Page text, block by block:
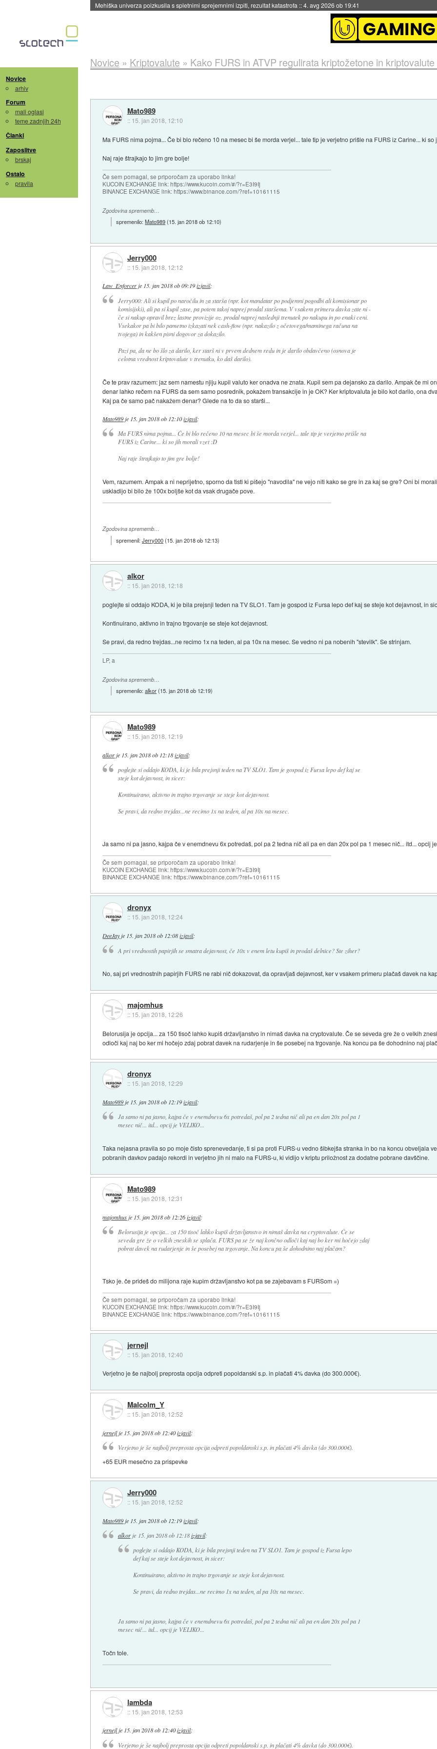
Mehiška univerza poizkusila s spletnimi sprejemnimi izpiti, rezultat katastrofa ::4. avg 2026 ob 19:41
Novice
arhiv
Forum
mali oglasi
teme zadnjih 24h
Članki
Zaposlitve
brskaj
Ostalo
pravila
Novice » Kriptovalute » Kako FURS in ATVP regulirata kriptožetone in kriptovalute
Mato989
:: 15. jan 2018, 12:10
Ma FURS nima pojma... Če bi blo rečeno 10 na mesec bi še morda verjel... tale tip je verjetno prišle na FURS iz Carine... ki so
Naj raje štrajkajo to jim gre bolje!
Če sem pomagal, se priporočam za uporabo linka!
KUCOIN EXCHANGE link: https://www.kucoin.com/#/?r=E3I9Ij
BINANCE EXCHANGE link: https://www.binance.com/?ref=10161115
Zgodovina sprememb…
spremenilo:Mato989(15. jan 2018 ob 12:10)
Jerry000
:: 15. jan 2018, 12:12
Law_Enforcerje 15. jan 2018 ob 09:19 izjavil:
Jerry000: Ali si kupil po naročilu in za starša (npr. kot mandatar po podjemni pogodbi ali komisionar po
komisijski), ali pa si kupil zase, pa potem takoj naprej prodal staršema. V vsakem primeru davka zate ni -
če si nakup opravil brez lastne provizije oz. prodal naprej naslednji trenutek po nakupu in po enaki ceni.
Vsekakor pa bi bilo pametno izkazati nek cash-flow (npr. nakazilo z očetovega/maminega računa na
tvojega) in kakšen pisni dogovor za dokazilo.
Pazi pa, da ne bo šlo za darilo, ker starš ni v prvem dednem redu in je darilo obdavčeno (osnova je
celotna vrednost kriptovalute v trenutku, ko daš darilo).
Če te prav razumem: jaz sem namestu njiju kupil valuto ker onadva ne znata. Kupil sem pa dejansko za darilo. Ampak če mi
denar lahko rečem na FURS da sem samo posrednik, pokažem transakcije in je OK? Ker kriptovaluta je bilo kot darilo, ona
Kaj pa če samo pač nakažem denar? Glede na to da so starši...
Mato989 je 15. jan 2018 ob 12:10 izjavil:
Ma FURS nima pojma... Če bi blo rečeno 10 na mesec bi še morda verjel... tale tip je verjetno prišle na
FURS iz Carine... ki so jih morali vzet :D
Naj raje štrajkajo to jim gre bolje!
Vem, razumem. Ampak a ni neprijetno, sporno da tisti ki pišejo "navodila" ne vejo niti kako se gre in za kaj se gre? Oni bi
uskladijo bi bilo že 100x boljše kot da vsak drugače pove.
Zgodovina sprememb…
spremenil:Jerry000(15. jan 2018 ob 12:13)
alkor
:: 15. jan 2018, 12:18
poglejte si oddajo KODA, ki je bila prejsnji teden na TV SLO1. Tam je gospod iz Fursa lepo def kaj se steje kot dejavnost, in
Kontinuirano, aktivno in trajno trgovanje se steje kot dejavnost.
Se pravi, da redno trejdas...ne recimo 1x na teden, al pa 10x na mesec. Se vedno ni pa nobenih "stevilk". Se strinjam.
LP, a
Zgodovina sprememb…
spremenilo:alkor(15. jan 2018 ob 12:19)
Mato989
:: 15. jan 2018, 12:19
alkor je 15. jan 2018 ob 12:18 izjavil:
poglejte si oddajo KODA, ki je bila prejsnji teden na TV SLO1. Tam je gospod iz Fursa lepo def kaj se
steje kot dejavnost, in sicer:
Kontinuirano, aktivno in trajno trgovanje se steje kot dejavnost.
Se pravi, da redno trejdas...ne recimo 1x na teden, al pa 10x na mesec.
Ja samo ni pa jasno, kajpa če v enemdnevu 6x potredaš, pol pa 2 tedna nič ali pa en dan 20x pol pa 1 mesec nič... itd... opcij
Če sem pomagal, se priporočam za uporabo linka!
KUCOIN EXCHANGE link: https://www.kucoin.com/#/?r=E3I9Ij
BINANCE EXCHANGE link: https://www.binance.com/?ref=10161115
dronyx
:: 15. jan 2018, 12:24
DeeJayje 15. jan 2018 ob 12:08 izjavil:
A pri vrednostih papirjih se smatra dejavnost, če 10x v enem letu kupiš in prodaš delnice? Ste ziher?
No, saj pri vrednostnih papirjih FURS ne rabi nič dokazovat, da opravljaš dejavnost, ker v vsakem primeru plačaš davek na
majomhus
:: 15. jan 2018, 12:26
Belorusija je opcija... za 150 tisoč lahko kupiš državljanstvo in nimaš davka na cryptovalute. Če se seveda gre že o velkih
odloči kaj naj bo ker mi hočejo zdaj pobrat davek na rudarjenje in še posebej na trgovanje. Na koncu pa še dohodnino naj
dronyx
:: 15. jan 2018, 12:29
Mato989 je 15. jan 2018 ob 12:19 izjavil:
Ja samo ni pa jasno, kajpa če v enemdnevu 6x potredaš, pol pa 2 tedna nič ali pa en dan 20x pol pa 1
mesec nič... itd... opcij je VELIKO...
Taka nejasna pravila so po moje čisto sprenevedanje, ti si pa proti FURS-u vedno šibkejša stranka in bo na koncu obveljala
pobranih davkov padajo rekordi in verjetno jih ni malo na FURS-u, ki vidijo v kriptu priložnost za dodatne pobrane davščine.
Mato989
:: 15. jan 2018, 12:31
majomhus je 15. jan 2018 ob 12:26 izjavil:
Belorusija je opcija... za 150 tisoč lahko kupiš državljanstvo in nimaš davka na cryptovalute. Če se
seveda gre že o velkih zneskih se splača. FURS pa se že naj končno odloči kaj naj bo ker mi hočejo zdaj
pobrat davek na rudarjenje in še posebej na trgovanje. Na koncu pa še dohodnino naj plačam?
Tsko je. če prideš do milijona raje kupim državljanstvo kot pa se zajebavam s FURSom =)
Če sem pomagal, se priporočam za uporabo linka!
KUCOIN EXCHANGE link: https://www.kucoin.com/#/?r=E3I9Ij
BINANCE EXCHANGE link: https://www.binance.com/?ref=10161115
jernejl
:: 15. jan 2018, 12:40
Verjetno je še najbolj preprosta opcija odpreti popoldanski s.p. in plačati 4% davka (do 300.000€).
Malcolm_Y
:: 15. jan 2018, 12:52
jernejlje 15. jan 2018 ob 12:40 izjavil:
Verjetno je še najbolj preprosta opcija odpreti popoldanski s.p. in plačati 4% davka (do 300.000€).
+65 EUR mesečno za prispevke
Jerry000
:: 15. jan 2018, 12:52
Mato989 je 15. jan 2018 ob 12:19 izjavil:
alkorje 15. jan 2018 ob 12:18 izjavil:
poglejte si oddajo KODA, ki je bila prejsnji teden na TV SLO1. Tam je gospod iz Fursa lepo
def kaj se steje kot dejavnost, in sicer:
Kontinuirano, aktivno in trajno trgovanje se steje kot dejavnost.
Se pravi, da redno trejdas...ne recimo 1x na teden, al pa 10x na mesec.
Ja samo ni pa jasno, kajpa če v enemdnevu 6x potredaš, pol pa 2 tedna nič ali pa en dan 20x pol pa 1
mesec nič... itd... opcij je VELIKO...
Točn tole.
lambda
:: 15. jan 2018, 12:53
jernejlje 15. jan 2018 ob 12:40 izjavil:
Verjetno je še najbolj preprosta opcija odpreti popoldanski s.p. in plačati 4% davka (do 300.000€).